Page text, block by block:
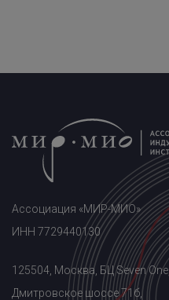
Ассоциация «МИР-МИО»
ИНН 7729440130
125504, Москва, БЦ Seven One,
Дмитровское шоссе 71б,